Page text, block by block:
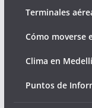
Terminales
Cómo moverse
Clima en
Puntos de